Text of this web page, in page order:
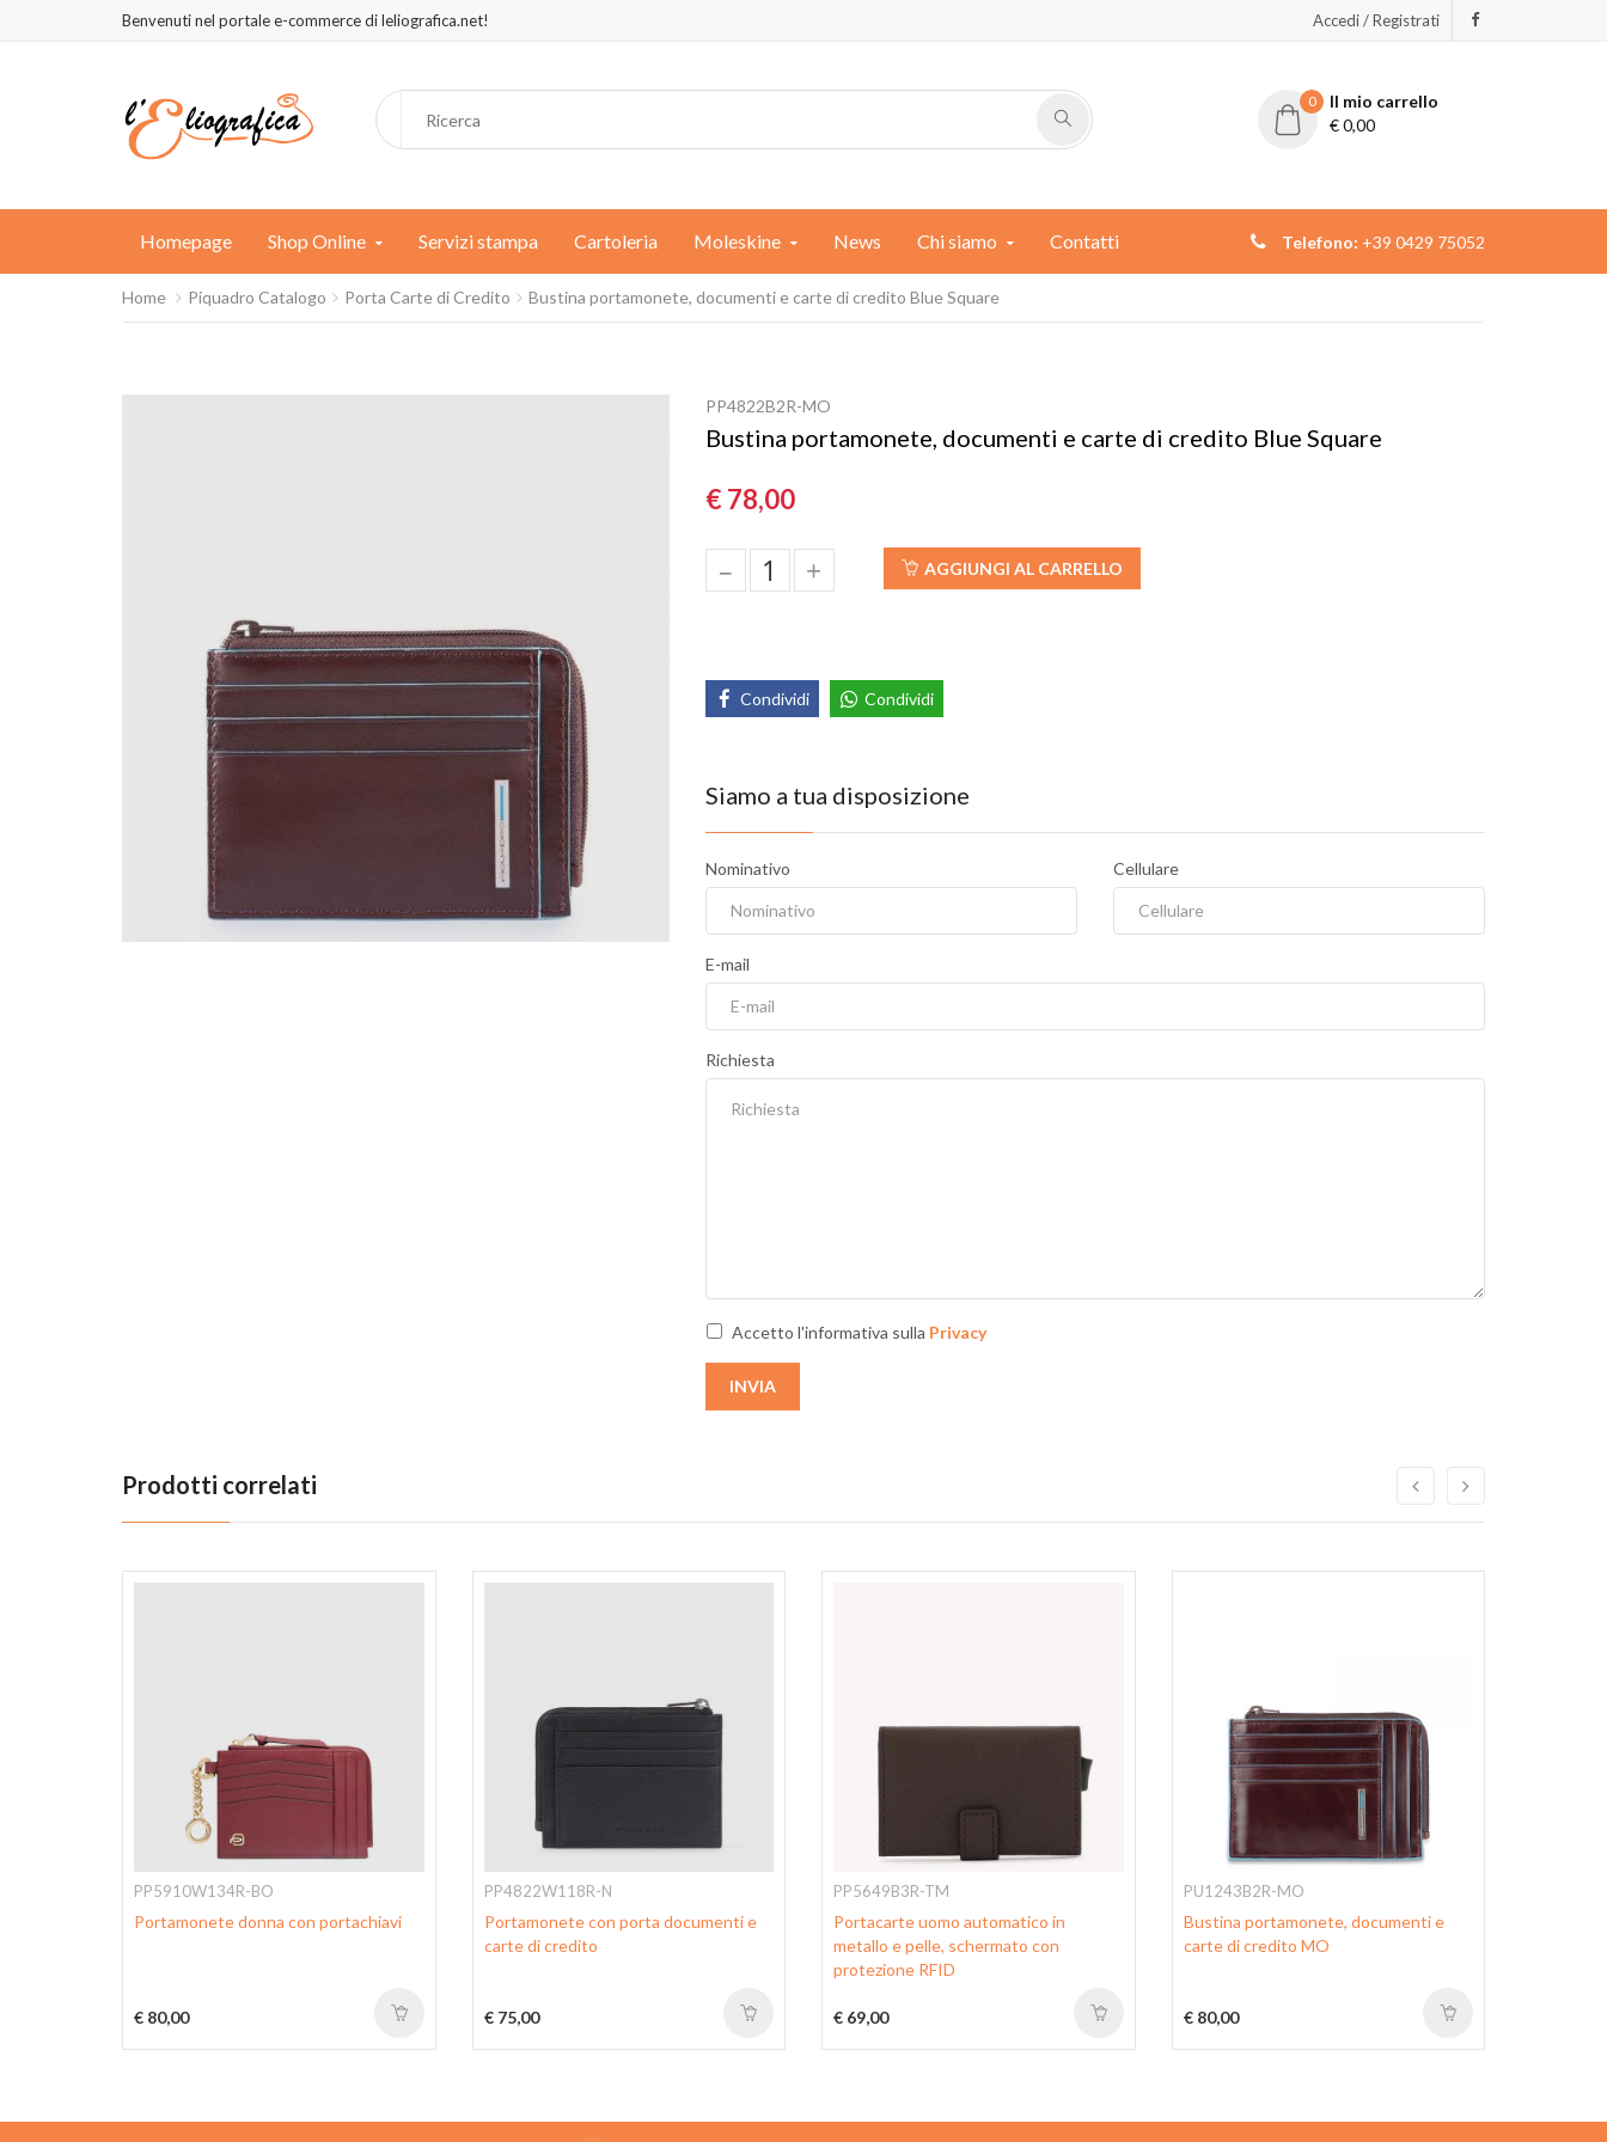
Benvenuti nel portale e-commerce di leliografica.net! Accedi / Registrati
0
Il mio carrello
€0,00
Homepage Shop Online Servizi stampa Cartoleria Moleskine News Chi siamo Contatti Telefono: +39 0429 75052
Home Piquadro Catalogo Porta Carte di Credito Bustina portamonete, documenti e carte di credito Blue Square
PP4822B2R-MO
Bustina portamonete, documenti e carte di credito Blue Square
€ 78,00
– + AGGIUNGI AL CARRELLO
Condividi Condividi
Siamo a tua disposizione
Nominativo Cellulare
E-mail
Richiesta
Accetto l'informativa sulla Privacy
INVIA
Prodotti correlati
PP5910W134R-BO
Portamonete donna con portachiavi
€ 80,00
PP4822W118R-N
Portamonete con porta documenti e
carte di credito
€ 75,00
PP5649B3R-TM
Portacarte uomo automatico in
metallo e pelle, schermato con
protezione RFID
€ 69,00
PU1243B2R-MO
Bustina portamonete, documenti e
carte di credito MO
€ 80,00